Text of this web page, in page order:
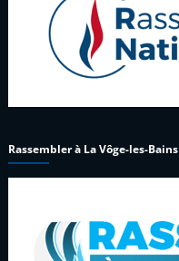
Rassembler à La Vôge-les-Bains